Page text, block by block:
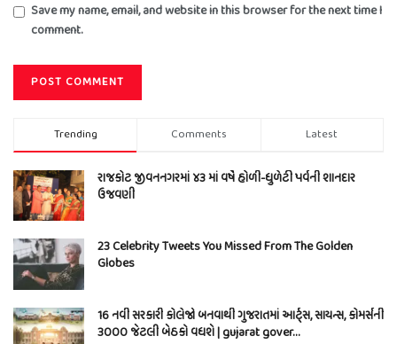
Save my name, email, and website in this browser for the next time I
comment.
Trending Comments Latest
રાજકોટ જીવનનગરમાં ૪૩ માં વર્ષે હોળી-ધુળેટી પર્વની શાનદાર
ઉજવણી
23 Celebrity Tweets You Missed From The Golden
Globes
16 નવી સરકારી કોલેજો બનવાથી ગુજરાતમાં આર્ટ્સ, સાયન્સ, કોમર્સની
3000 જેટલી બેઠકો વધશે | gujarat gover…